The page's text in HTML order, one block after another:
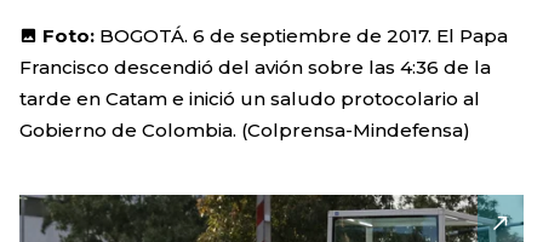
Foto: BOGOTÁ. 6 de septiembre de 2017. El Papa
Francisco descendió del avión sobre las 4:36 de la
tarde en Catam e inició un saludo protocolario al
Gobierno de Colombia. (Colprensa-Mindefensa)